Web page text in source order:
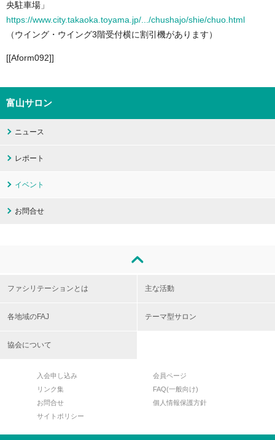
央駐車場」
https://www.city.takaoka.toyama.jp/.../chushajo/shie/chuo.html
（ウイング・ウイング3階受付横に割引機があります）
[[Aform092]]
富山サロン
ニュース
レポート
イベント
お問合せ
ファシリテーションとは 主な活動
各地域のFAJ テーマ型サロン
協会について
入会申し込み
会員ページ
リンク集
FAQ(一般向け)
お問合せ
個人情報保護方針
サイトポリシー